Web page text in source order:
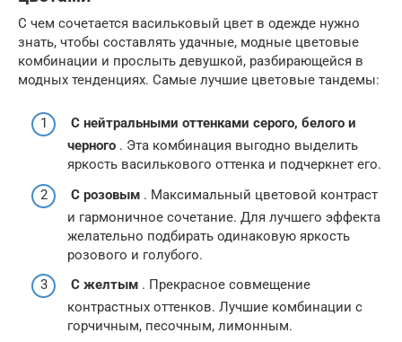
С чем сочетается васильковый цвет в одежде нужно
знать, чтобы составлять удачные, модные цветовые
комбинации и прослыть девушкой, разбирающейся в
модных тенденциях. Самые лучшие цветовые тандемы:
С нейтральными оттенками серого, белого и
черного . Эта комбинация выгодно выделить
яркость василькового оттенка и подчеркнет его.
С розовым . Максимальный цветовой контраст
и гармоничное сочетание. Для лучшего эффекта
желательно подбирать одинаковую яркость
розового и голубого.
С желтым . Прекрасное совмещение
контрастных оттенков. Лучшие комбинации с
горчичным, песочным, лимонным.